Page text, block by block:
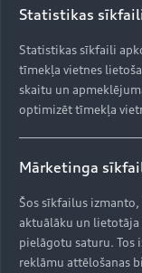
Statistikas sīkfaili
Statistikas sīkfaili
tīmekļa vietnes
skaitu un
optimizēt tīmekļa
Mārketinga
Šos sīkfailus
aktuālāku un
pielāgotu saturu. Tos
reklāmu attēlošanas